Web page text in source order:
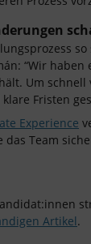
“Wir
Um
Fristen
Experience
das Team
Artikel.